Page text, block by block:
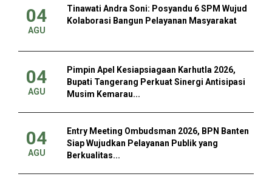
04
AGU
Tinawati Andra Soni: Posyandu 6 SPM Wujud
Kolaborasi Bangun Pelayanan Masyarakat
04
AGU
Pimpin Apel Kesiapsiagaan Karhutla 2026,
Bupati Tangerang Perkuat Sinergi Antisipasi
Musim Kemarau...
04
AGU
Entry Meeting Ombudsman 2026, BPN Banten
Siap Wujudkan Pelayanan Publik yang
Berkualitas...